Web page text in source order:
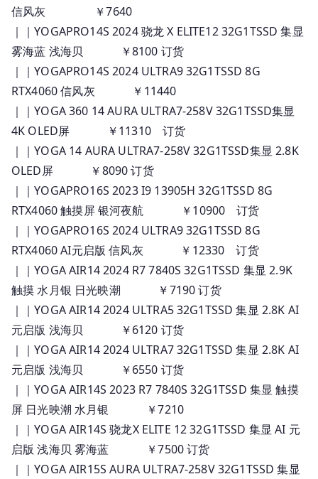
信风灰 ￥7640
｜｜YOGAPRO14S 2024 骁龙 X ELITE12 32G1TSSD 集显
雾海蓝 浅海贝 ￥8100 订货
｜｜YOGAPRO14S 2024 ULTRA9 32G1TSSD 8G
RTX4060 信风灰 ￥11440
｜｜YOGA 360 14 AURA ULTRA7-258V 32G1TSSD集显
4K OLED屏 ￥11310 订货
｜｜YOGA 14 AURA ULTRA7-258V 32G1TSSD集显 2.8K
OLED屏 ￥8090 订货
｜｜YOGAPRO16S 2023 I9 13905H 32G1TSSD 8G
RTX4060 触摸屏 银河夜航 ￥10900 订货
｜｜YOGAPRO16S 2024 ULTRA9 32G1TSSD 8G
RTX4060 AI元启版 信风灰 ￥12330 订货
｜｜YOGA AIR14 2024 R7 7840S 32G1TSSD 集显 2.9K
触摸 水月银 日光映潮 ￥7190 订货
｜｜YOGA AIR14 2024 ULTRA5 32G1TSSD 集显 2.8K AI
元启版 浅海贝 ￥6120 订货
｜｜YOGA AIR14 2024 ULTRA7 32G1TSSD 集显 2.8K AI
元启版 浅海贝 ￥6550 订货
｜｜YOGA AIR14S 2023 R7 7840S 32G1TSSD 集显 触摸
屏 日光映潮 水月银 ￥7210
｜｜YOGA AIR14S 骁龙X ELITE 12 32G1TSSD 集显 AI 元
启版 浅海贝 雾海蓝 ￥7500 订货
｜｜YOGA AIR15S AURA ULTRA7-258V 32G1TSSD 集显